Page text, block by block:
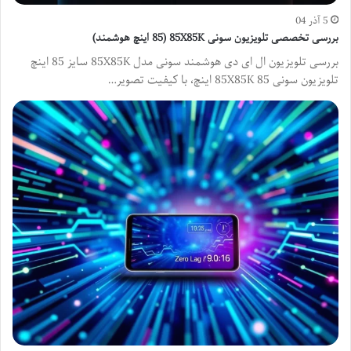
5 آذر 04
بررسی تخصصی تلویزیون سونی 85X85K (85 اینچ هوشمند)
بررسی تلویزیون ال ای دی هوشمند سونی مدل 85X85K سایز 85 اینچ
تلویزیون سونی 85X85K 85 اینچ، با کیفیت تصویر…